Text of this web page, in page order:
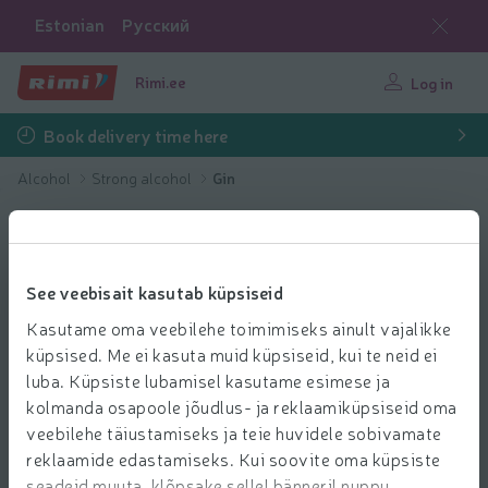
See veebisait kasutab küpsiseid
Kasutame oma veebilehe toimimiseks ainult vajalikke
küpsised. Me ei kasuta muid küpsiseid, kui te neid ei
luba. Küpsiste lubamisel kasutame esimese ja
kolmanda osapoole jõudlus- ja reklaamiküpsiseid oma
veebilehe täiustamiseks ja teie huvidele sobivamate
reklaamide edastamiseks. Kui soovite oma küpsiste
Estonian Русский
Rimi.ee Log in
Book delivery time here
Alcohol Strong alcohol Gin